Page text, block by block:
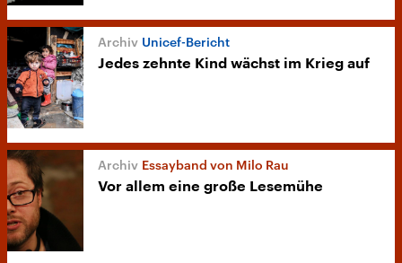
Unicef-Bericht
Jedes zehnte Kind wächst im Krieg auf
Essayband von Milo Rau
Vor allem eine große Lesemühe